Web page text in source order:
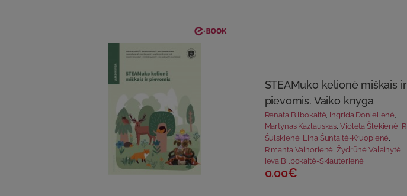
STEAMuko kelionė miškais ir
pievomis. Vaiko knyga
Renata Bilbokaitė Ingrida Donielienė
Martynas Kazlauskas, Violeta Šlekienė,
Šulskienė Lina Šuntaitė-Kruopienė
Rimanta Vainorienė ,Žydrūnė Valainytė
Ieva Bilbokaitė-Skiauterienė
0.00€